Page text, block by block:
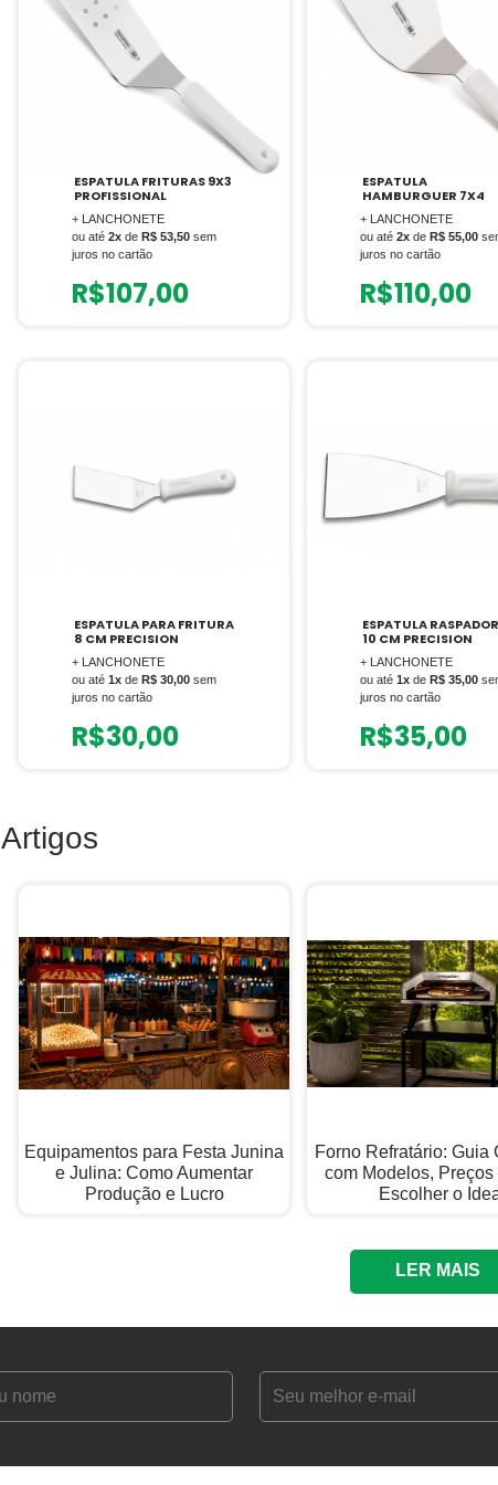
ESPATULA FRITURAS 9X3
PROFISSIONAL
+ LANCHONETE
ou até2x de R$ 53,50 sem
juros no cartão
R$107,00
ESPATULA
HAMBURGUER 7X4
+ LANCHONETE
ou até2x de R$ 55,00
juros no cartão
R$110,00
ESPATULA PARA FRITURA
8 CM PRECISION
+ LANCHONETE
ou até1x deR$ 30,00 sem
juros no cartão
R$30,00
ESPATULA
10 CM PRECISION
+ LANCHONETE
ou até1x deR$ 35,00
juros no cartão
R$35,00
Artigos
Equipamentos para Festa Junina
e Julina: Como Aumentar
Produção e Lucro
Forno Refratário: Guia
com Modelos, Preços
Escolher o
LER MAIS